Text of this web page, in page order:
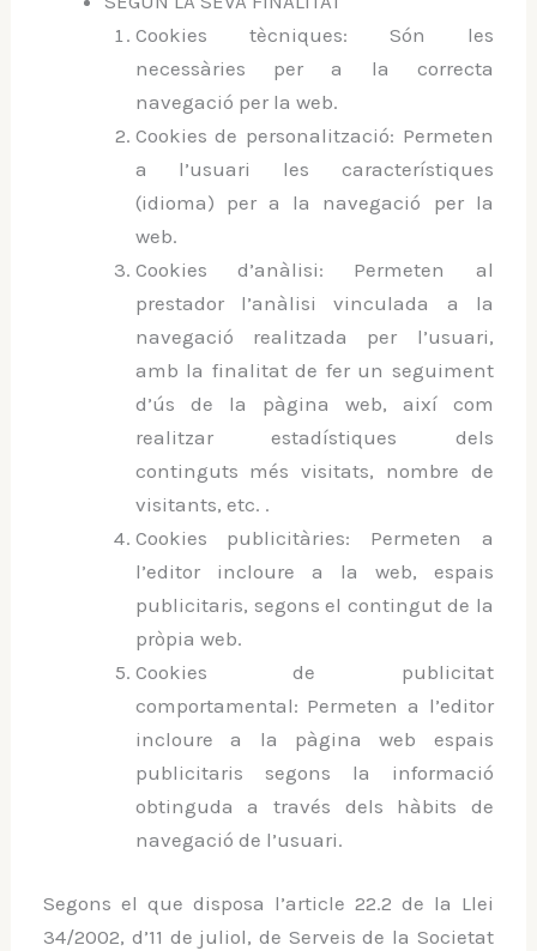
Cookies tècniques: Són les
necessàries per a la correcta
navegació per la web.
Cookies de personalització: Permeten
a l’usuari les característiques
(idioma) per a la navegació per la
web.
Cookies d’anàlisi: Permeten al
prestador l’anàlisi vinculada a la
navegació realitzada per l’usuari,
amb la finalitat de fer un seguiment
d’ús de la pàgina web, així com
realitzar estadístiques dels
continguts més visitats, nombre de
visitants, etc. .
Cookies publicitàries: Permeten a
l’editor incloure a la web, espais
publicitaris, segons el contingut de la
pròpia web.
Cookies de publicitat
comportamental: Permeten a l’editor
incloure a la pàgina web espais
publicitaris segons la informació
obtinguda a través dels hàbits de
navegació de l’usuari.
Segons el que disposa l’article 22.2 de la Llei
34/2002, d’11 de juliol, de Serveis de la Societat